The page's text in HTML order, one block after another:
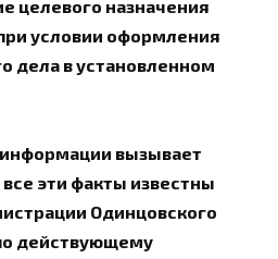
целевого назначения
условии оформления
дела в установленном
вызывает
эти факты известны
Одинцовского
действующему